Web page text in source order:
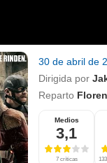
30 de abril de
Dirigida por
Reparto
Medios
3,1
7 críticas